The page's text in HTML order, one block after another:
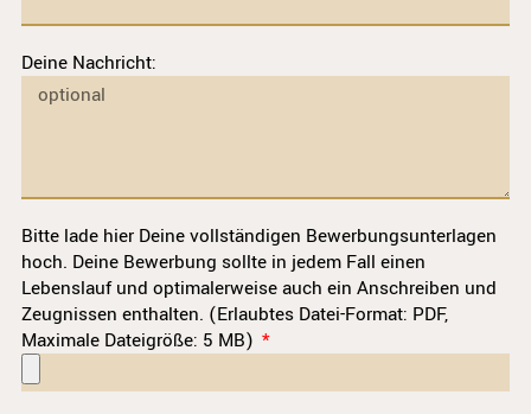
Deine Nachricht:
Bitte lade hier Deine vollständigen Bewerbungsunterlagen
hoch. Deine Bewerbung sollte in jedem Fall einen
Lebenslauf und optimalerweise auch ein Anschreiben und
Zeugnissen enthalten. (Erlaubtes Datei-Format: PDF,
Maximale Dateigröße: 5 MB)